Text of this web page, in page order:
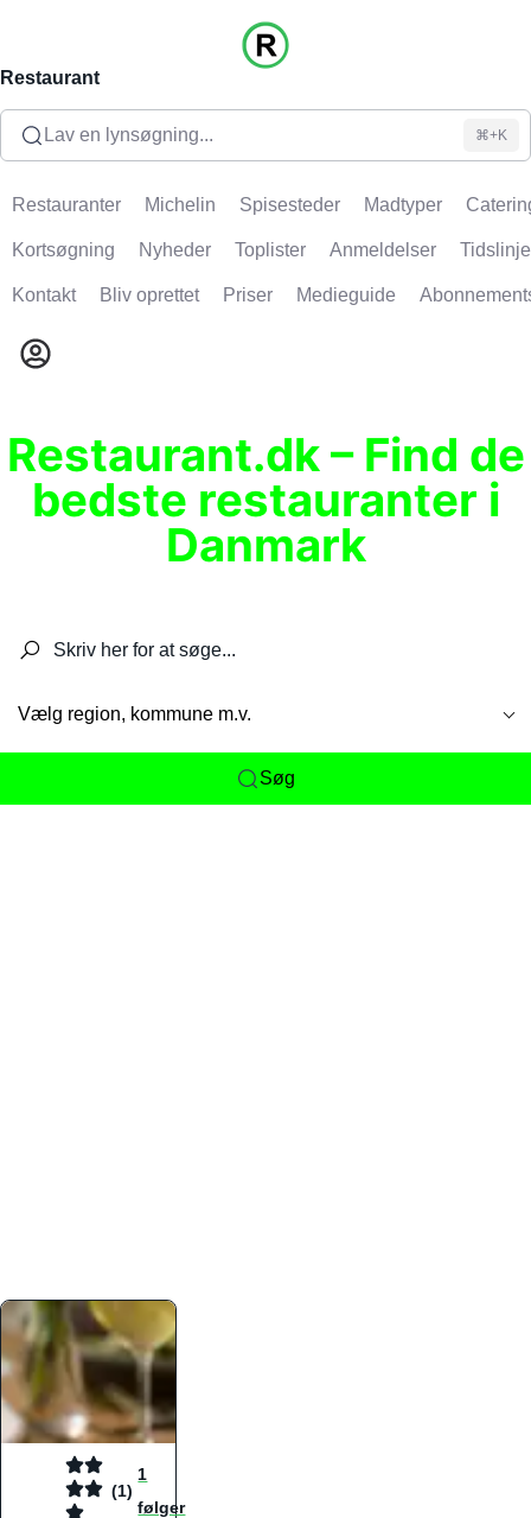
Restaurant
Lav en lynsøgning... ⌘+K
Restauranter Michelin Spisesteder Madtyper
Kortsøgning Nyheder Toplister Anmeldelser Tidslinje
Kontakt Bliv oprettet Priser Medieguide
Restaurant.dk – Find de
bedste restauranter i
Danmark
Vælg region, kommune m.v.
Søg
(1)
1
følger